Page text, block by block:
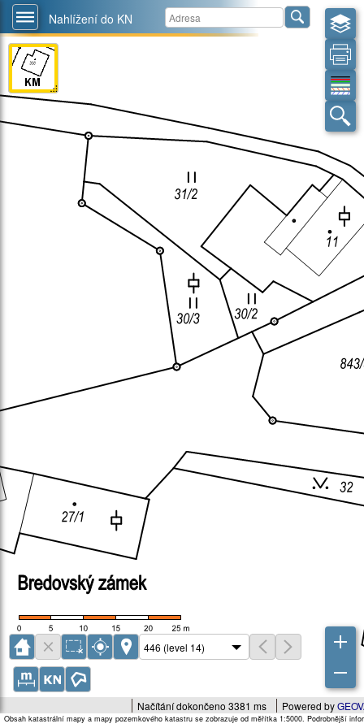
Nahlížení do KN
Powered by
Načítání dokončeno 3381 ms
Obsah katastrální mapy a mapy pozemkového katastru se zobrazuje od měřítka 1:5000. Podrobnější